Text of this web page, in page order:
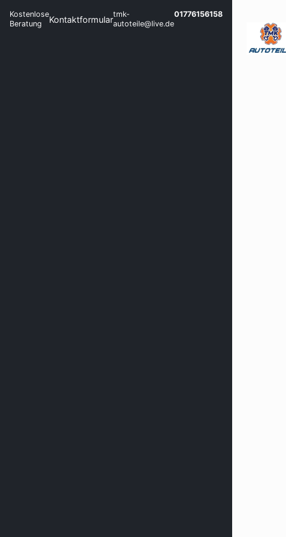
Kostenlose
Beratung
Kontaktformulartmk-
autoteile@live.de
01776156158